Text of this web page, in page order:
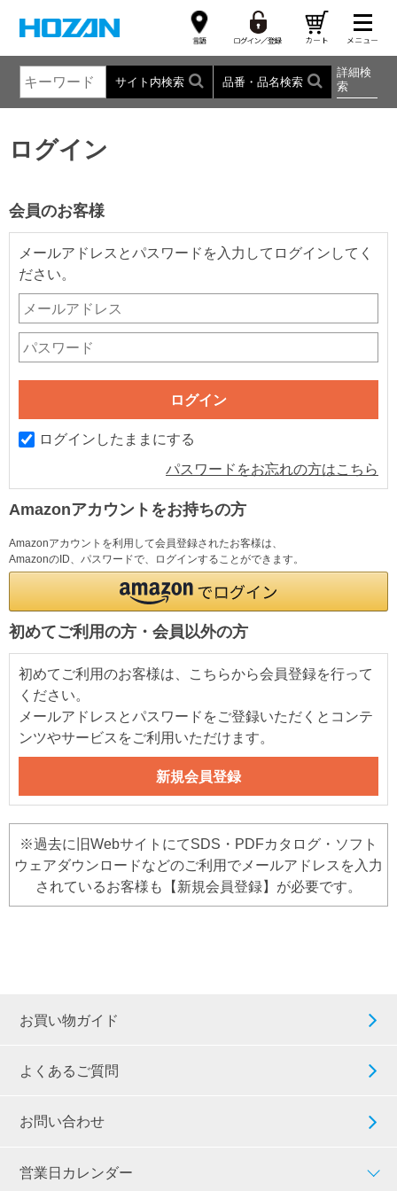
サイト内検索 品番・品名検索
詳細検
索
ログイン
会員のお客様
メールアドレスとパスワードを入力してログインしてく
ださい。
ログインしたままにする
パスワードをお忘れの方はこちら
Amazonアカウントをお持ちの方
Amazonアカウントを利用して会員登録されたお客様は、
AmazonのID、パスワードで、ログインすることができます。
初めてご利用の方・会員以外の方
初めてご利用のお客様は、こちらから会員登録を行って
ください。
メールアドレスとパスワードをご登録いただくとコンテ
ンツやサービスをご利用いただけます。
※過去に旧WebサイトにてSDS・PDFカタログ・ソフト
ウェアダウンロードなどのご利用でメールアドレスを入力
されているお客様も【新規会員登録】が必要です。
お買い物ガイド
よくあるご質問
お問い合わせ
営業日カレンダー